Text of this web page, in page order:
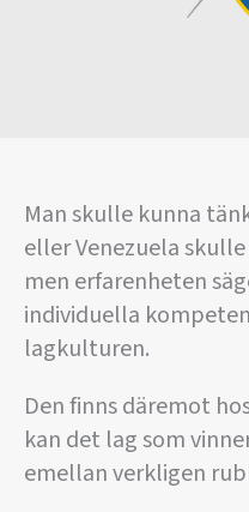
Man skulle kunna
eller Venezuela
men erfarenheten
individuella
lagkulturen.
Den finns däremot
kan det lag som
emellan verkligen